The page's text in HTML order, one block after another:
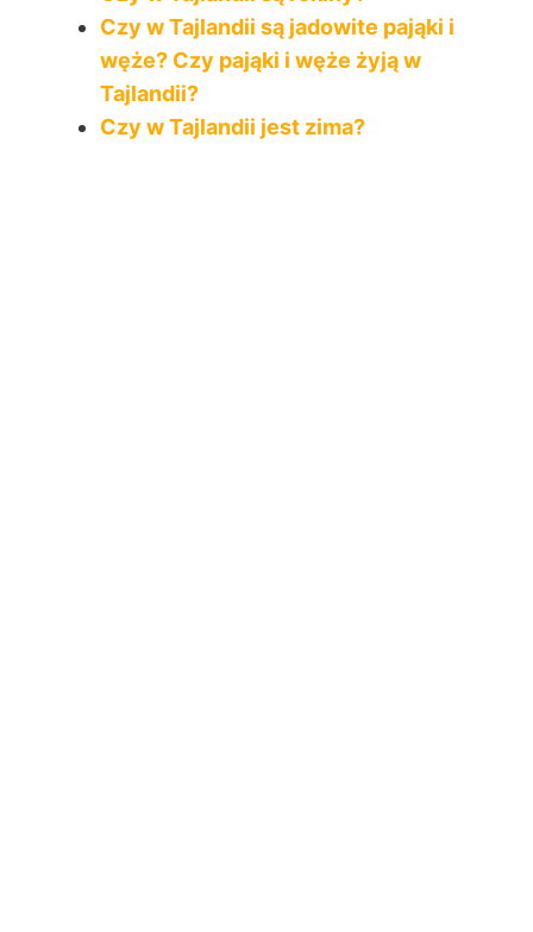
Czy w Tajlandii są jadowite pająki i
węże? Czy pająki i węże żyją w
Tajlandii?
Czy w Tajlandii jest zima?